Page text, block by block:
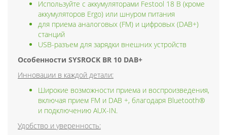
Используйте с аккумуляторами Festool 18 В (кроме
аккумуляторов Ergo) или шнуром питания
для приема аналоговых (FM) и цифровых (DAB+)
станций
USB-разъем для зарядки внешних устройств
Особенности SYSROCK BR 10 DAB+
Инновации в каждой детали:
Широкие возможности приема и воспроизведения,
включая прием FM и DAB +, благодаря Bluetooth®
и подключению AUX-IN.
Удобство и уверенность: